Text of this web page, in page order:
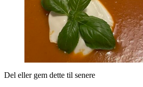
Del eller gem dette til senere